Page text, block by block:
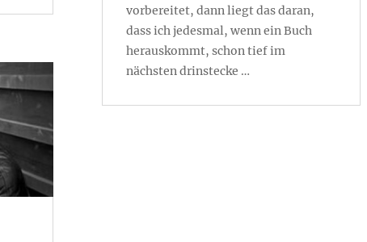
vorbereitet, dann liegt das daran,
dass ich jedesmal, wenn ein Buch
herauskommt, schon tief im
nächsten drinstecke …